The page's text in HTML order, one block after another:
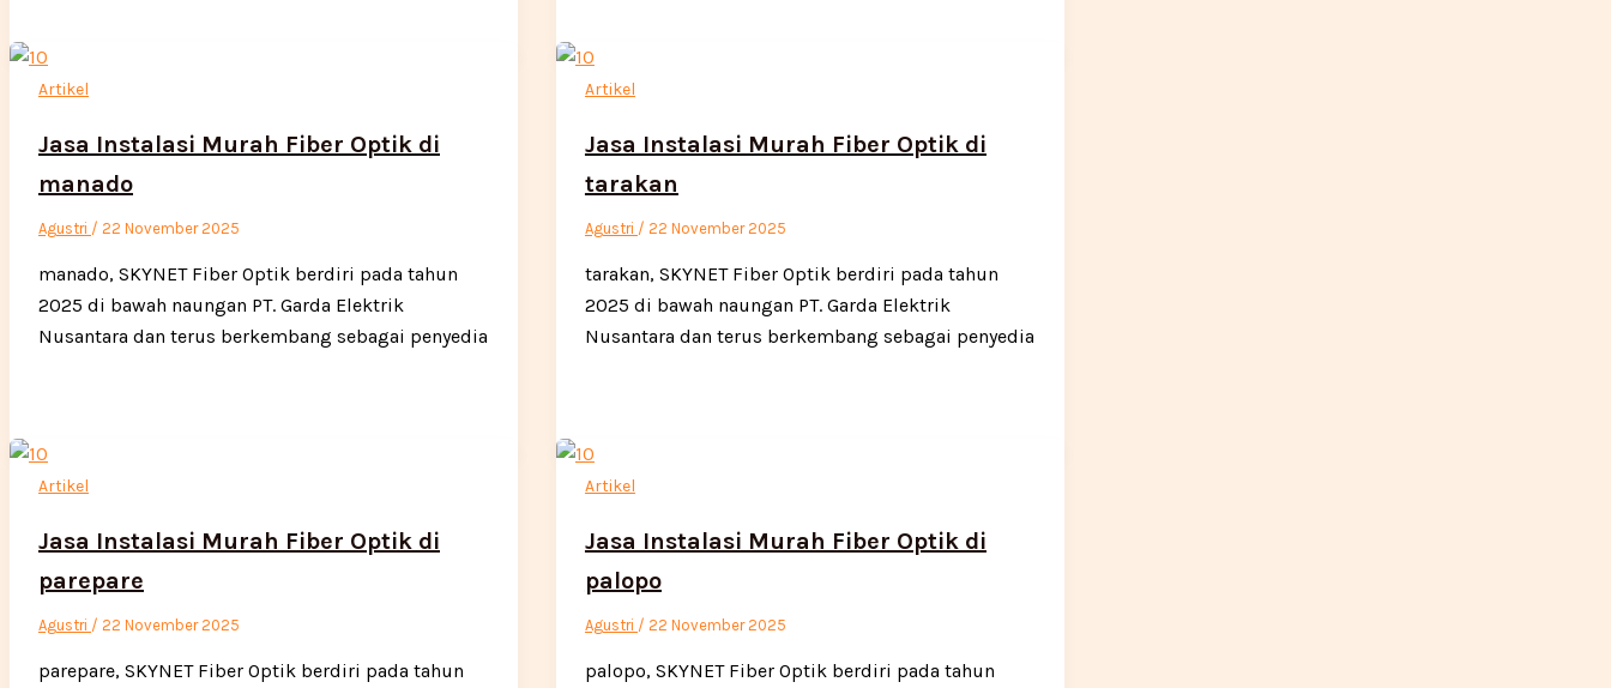
Artikel
Jasa Instalasi Murah Fiber Optik di
manado
Agustri / 22 November 2025
manado, SKYNET Fiber Optik berdiri pada tahun
2025 di bawah naungan PT. Garda Elektrik
Nusantara dan terus berkembang sebagai penyedia
Artikel
Jasa Instalasi Murah Fiber Optik di
tarakan
Agustri / 22 November 2025
tarakan, SKYNET Fiber Optik berdiri pada tahun
2025 di bawah naungan PT. Garda Elektrik
Nusantara dan terus berkembang sebagai penyedia
Artikel
Jasa Instalasi Murah Fiber Optik di
parepare
Agustri / 22 November 2025
parepare, SKYNET Fiber Optik berdiri pada tahun
Artikel
Jasa Instalasi Murah Fiber Optik di
palopo
Agustri / 22 November 2025
palopo, SKYNET Fiber Optik berdiri pada tahun